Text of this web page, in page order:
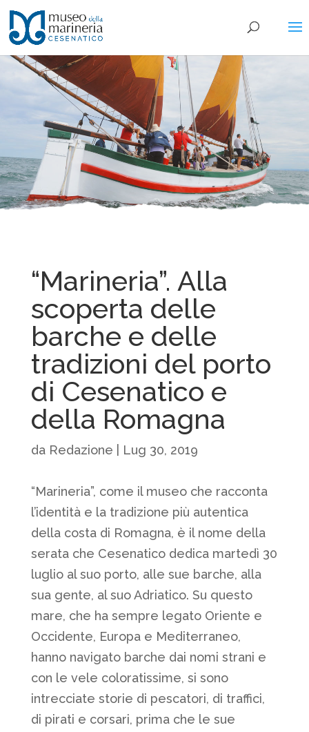
“Marineria”. Alla
scoperta delle
barche e delle
tradizioni del porto
di Cesenatico e
della Romagna
da Redazione Lug 30, 2019
“Marineria”, come il museo che racconta
l’identità e la tradizione più autentica
della costa di Romagna, è il nome della
serata che Cesenatico dedica martedì 30
luglio al suo porto, alle sue barche, alla
sua gente, al suo Adriatico. Su questo
mare, che ha sempre legato Oriente e
Occidente, Europa e Mediterraneo,
hanno navigato barche dai nomi strani e
con le vele coloratissime, si sono
intrecciate storie di pescatori, di traffici,
di pirati e corsari, prima che le sue